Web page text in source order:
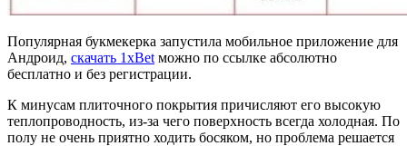
Популярная букмекерка запустила мобильное приложение для
Андроид, скачать 1xBet можно по ссылке абсолютно
бесплатно и без регистрации.
К минусам плиточного покрытия причисляют его высокую
теплопроводность, из-за чего поверхность всегда холодная. По
полу не очень приятно ходить босяком, но проблема решается